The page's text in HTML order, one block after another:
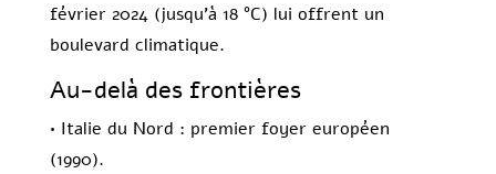
février 2024 (jusqu’à 18 °C) lui offrent un
boulevard climatique.
Au-delà des frontières
• Italie du Nord : premier foyer européen
(1990).